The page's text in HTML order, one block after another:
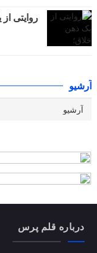
روایتی
آرشیو
درباره قلم پرس